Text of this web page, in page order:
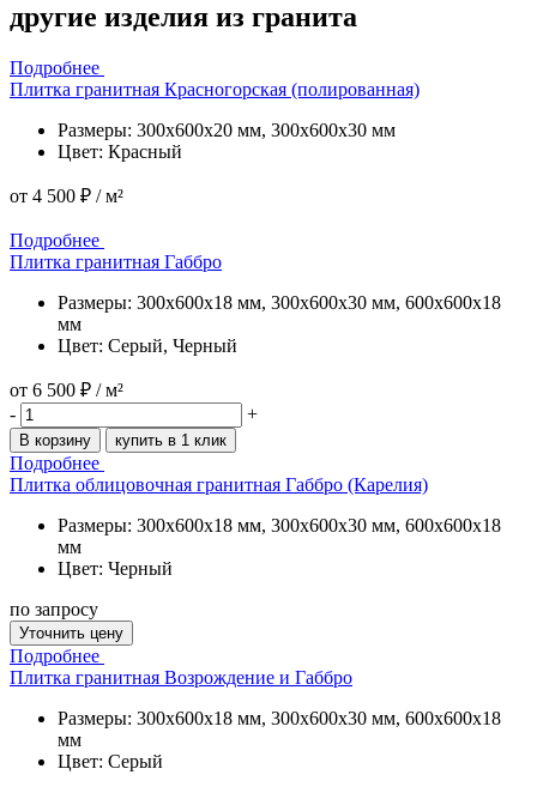
другие изделия из гранита
Подробнее
Плитка гранитная Красногорская (полированная)
Размеры: 300x600x20 мм, 300x600x30 мм
Цвет: Красный
от 4 500 ₽ / м²
Подробнее
Плитка гранитная Габбро
Размеры: 300x600x18 мм, 300x600x30 мм, 600x600x18
мм
Цвет: Серый, Черный
от 6 500 ₽ / м²
-
+
В корзину купить в 1 клик
Подробнее
Плитка облицовочная гранитная Габбро (Карелия)
Размеры: 300x600x18 мм, 300x600x30 мм, 600x600x18
мм
Цвет: Черный
по запросу
Уточнить цену
Подробнее
Плитка гранитная Возрождение и Габбро
Размеры: 300x600x18 мм, 300x600x30 мм, 600x600x18
мм
Цвет: Серый